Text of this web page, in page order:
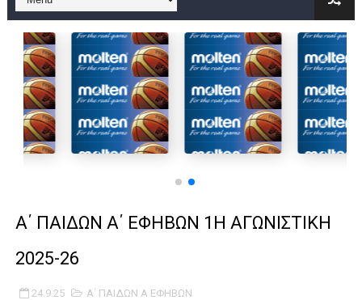
B ΕΦΗΒΩΝ F4 : Χάλκινο το Πέρα 71-56 την Δραπετσώνα στον
Στην National League 2 ο Μανδραϊκός 83-72 τον Εθνικό
Live streaming ΜΠΑΡΑΖ ΑΝΟΔΟΥ ΣΤΗΝ NL 2 : ΑΥΡΙΟ
Β΄ ΕΦΗΒΩΝ F4 : Εντυπωσιακός ο Ρέντης στον τελικό 104-77
Α΄ ΠΑΙΔΩΝ Α΄ ΕΦΗΒΩΝ 1Η ΑΓΩΝΙΣΤΙΚΗ
2025-26
24.9.25 Α΄ ΠΑΙΔΩΝ Α ΕΦΗΒΩΝ